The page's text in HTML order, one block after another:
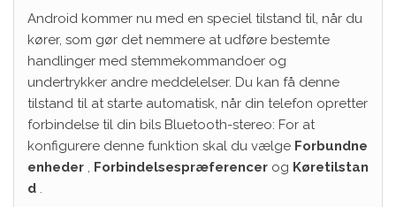
Android kommer nu med en speciel tilstand til, når du
kører, som gør det nemmere at udføre bestemte
handlinger med stemmekommandoer og
undertrykker andre meddelelser. Du kan få denne
tilstand til at starte automatisk, når din telefon opretter
forbindelse til din bils Bluetooth-stereo: For at
konfigurere denne funktion skal du vælge Forbundne
enheder , Forbindelsespræferencer og Køretilstan
d .